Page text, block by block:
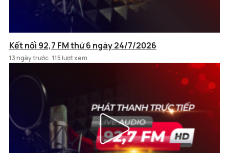
Kết nối 92,7 FM thứ 6 ngày 24/7/2026
13 ngày trước 115 lượt xem